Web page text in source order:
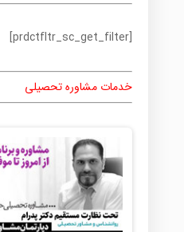
[prdctfltr_sc_get_filter]
خدمات مشاوره تحصیلی